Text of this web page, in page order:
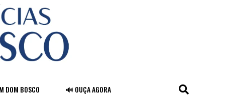
DOM BOSCO 🔊 OUÇA AGORA